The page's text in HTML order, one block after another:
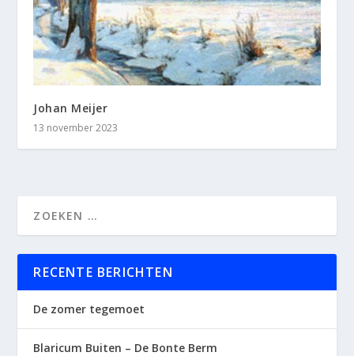
Johan Meijer
13 november 2023
RECENTE BERICHTEN
De zomer tegemoet
Blaricum Buiten – De Bonte Berm